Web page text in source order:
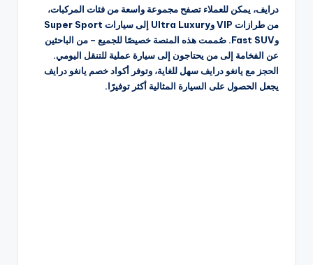
درايف، يمكن للعملاء تصفح مجموعة واسعة من فئات المركبات،
من طرازات VIP وUltra Luxury إلى سيارات Super Sport
وFast SUV. صُممت هذه المنصة خصيصًا للجميع – من الباحثين
عن الفخامة إلى من يحتاجون إلى سيارة عملية للتنقل اليومي.
الحجز مع يانغو درايف سهل للغاية، وتوفر أكواد خصم يانغو درايف
يجعل الحصول على السيارة المثالية أكثر توفيرًا.